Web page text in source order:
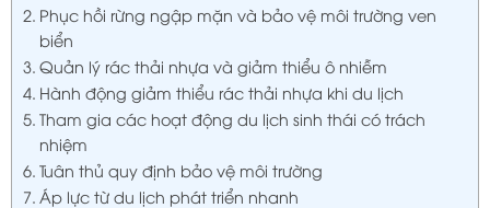
Phục hồi rừng ngập mặn và bảo vệ môi trường ven
biển
Quản lý rác thải nhựa và giảm thiểu ô nhiễm
Hành động giảm thiểu rác thải nhựa khi du lịch
Tham gia các hoạt động du lịch sinh thái có trách
nhiệm
Tuân thủ quy định bảo vệ môi trường
Áp lực từ du lịch phát triển nhanh